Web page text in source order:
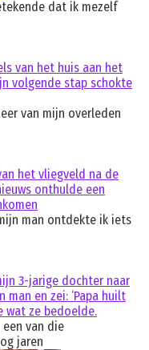
dat ik mezelf
van het huis aan het
volgende stap schokte
van mijn overleden
het vliegveld na de
onthulde een
man ontdekte ik iets
3-jarige dochter naar
en zei: ‘Papa huilt
wat ze bedoelde.
van die
jaren